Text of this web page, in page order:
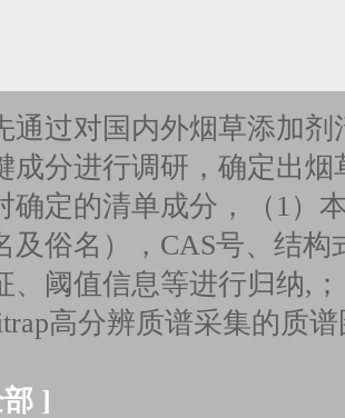
通过对国内外烟草添加
成分进行调研，确定出
确定的清单成分，（1）
及俗名），CAS号、结
、阈值信息等进行归纳,
高分辨质谱采集的质
]